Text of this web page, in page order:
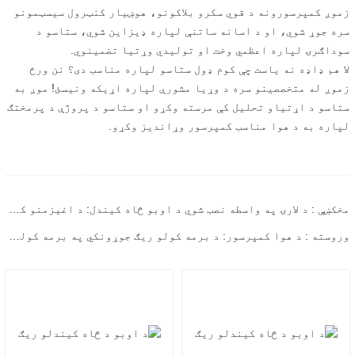
زموږ کمپرسورونه د قوي سکرو بلاکونو، هوښیار کنټرول سیسټمونو
سره جوړ شوي، او د اسانه ساتنې لپاره ډیزاین شوي، ستاسو د
سوداګرۍ لپاره اعظمي وخت او تولیدي وړتیا تضمینوي.
لا هم ډاډه نه یاست چې کوم ډول ستاسو لپاره مناسب دی؟ نن ورځ
زموږ له متخصصینو سره د وړیا مشورې لپاره اړیکه ونیسئ! موږ به
ستاسو د اړتیاو تحلیل کې مرسته وکړو او ستاسو د پروژې د پرمختګ
لپاره به د هوا مناسب کمپرسور وړاندیز وکړو.